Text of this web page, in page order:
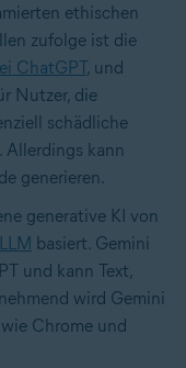
ethischen
zufolge ist die
ChatGPT, und
Nutzer, die
schädliche
kann
generieren.
generative KI von
basiert. Gemini
und kann Text,
wird Gemini
Chrome und